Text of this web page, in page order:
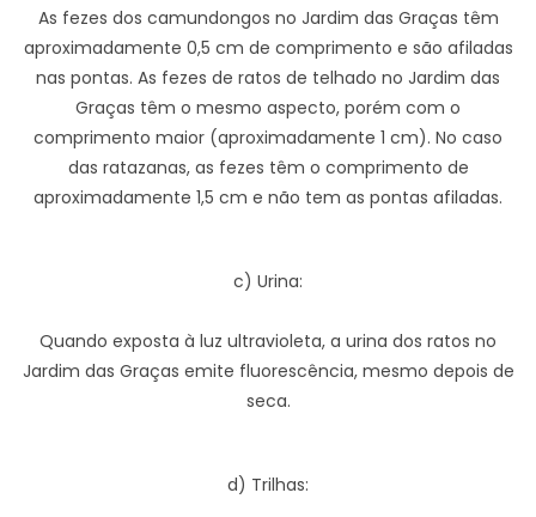
As fezes dos camundongos no Jardim das Graças têm
aproximadamente 0,5 cm de comprimento e são afiladas
nas pontas. As fezes de ratos de telhado no Jardim das
Graças têm o mesmo aspecto, porém com o
comprimento maior (aproximadamente 1 cm). No caso
das ratazanas, as fezes têm o comprimento de
aproximadamente 1,5 cm e não tem as pontas afiladas.
c) Urina:
Quando exposta à luz ultravioleta, a urina dos ratos no
Jardim das Graças emite fluorescência, mesmo depois de
seca.
d) Trilhas: